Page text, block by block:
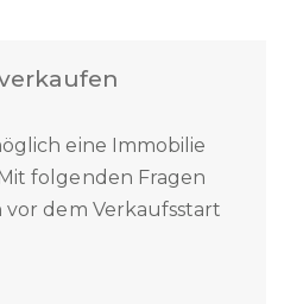
eine Immobilie
folgenden Fragen